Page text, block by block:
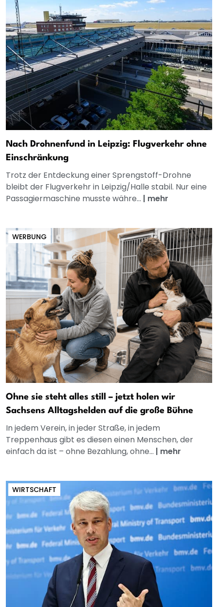
Nach Drohnenfund in Leipzig: Flugverkehr ohne
Einschränkung
Trotz der Entdeckung einer Sprengstoff-Drohne
bleibt der Flugverkehr in Leipzig/Halle stabil. Nur eine
Passagiermaschine musste währe... | mehr
WERBUNG
Ohne sie steht alles still – jetzt holen wir
Sachsens Alltagshelden auf die große Bühne
In jedem Verein, in jeder Straße, in jedem
Treppenhaus gibt es diesen einen Menschen, der
einfach da ist – ohne Bezahlung, ohne... | mehr
WIRTSCHAFT